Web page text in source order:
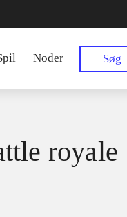
Noder Søg
royale